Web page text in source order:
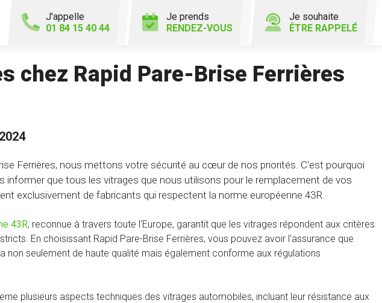
J'appelle
01 84 15 40 44
Je prends
RENDEZ-VOUS
Je souhaite
ÊTRE RAPPELÉ
chez Rapid Pare-Brise Ferrières
Ferrières, nous mettons votre sécurité au cœur de nos priorités. C'est pourquoi
informer que tous les vitrages que nous utilisons pour le remplacement de vos
exclusivement de fabricants qui respectent la norme européenne 43R.
43R, reconnue à travers toute l'Europe, garantit que les vitrages répondent aux critères
En choisissant Rapid Pare-Brise Ferrières, vous pouvez avoir l'assurance que
non seulement de haute qualité mais également conforme aux régulations
plusieurs aspects techniques des vitrages automobiles, incluant leur résistance aux